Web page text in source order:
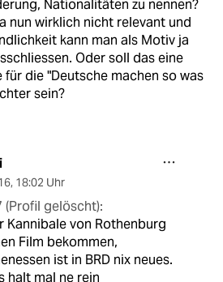
Nationalitäten zu nennen?
nun wirklich nicht relevant und
kann man als Motiv ja
Oder soll das eine
die "Deutsche machen so was
sein?
, 18:02 Uhr
(Profil gelöscht):
Kannibale von Rothenburg
Film bekommen,
ist in BRD nix neues.
halt mal ne rein